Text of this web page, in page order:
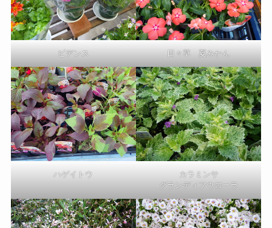
ビデンス 日々草 夏みかん
ハゲイトウ
カラミンサ
グランディフウローラ